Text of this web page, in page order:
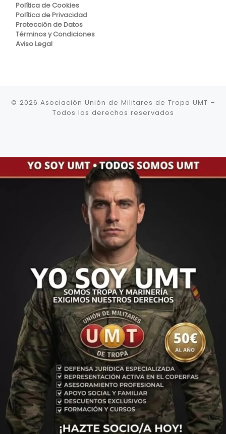
Política de Cookies
Política de Privacidad
Protección de Datos
Términos y Condiciones
Aviso Legal
© 2026 Asociación Unión de Militares de Tropa UMT –
Todos los derechos reservados